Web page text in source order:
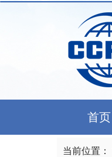
首页
当前位置：